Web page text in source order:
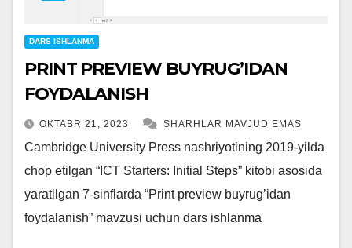
DARS ISHLANMA
PRINT PREVIEW BUYRUG’IDAN
FOYDALANISH
OKTABR 21, 2023 SHARHLAR MAVJUD EMAS
Cambridge University Press nashriyotining 2019-yilda
chop etilgan “ICT Starters: Initial Steps” kitobi asosida
yaratilgan 7-sinflarda “Print preview buyrug’idan
foydalanish” mavzusi uchun dars ishlanma